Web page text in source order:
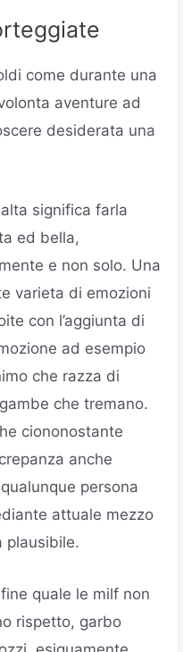
come durante una
aventure ad
desiderata una
significa farla
ed bella,
e non solo. Una
varieta di emozioni
con l’aggiunta di
ad esempio
che razza di
che tremano.
ciononostante
anche
persona
attuale mezzo
plausibile.
quale le milf non
rispetto, garbo